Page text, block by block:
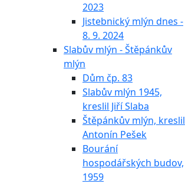
2023
Jistebnický mlýn dnes -
8. 9. 2024
Slabův mlýn - Štěpánkův
mlýn
Dům čp. 83
Slabův mlýn 1945,
kreslil Jiří Slaba
Štěpánkův mlýn, kreslil
Antonín Pešek
Bourání
hospodářských budov,
1959